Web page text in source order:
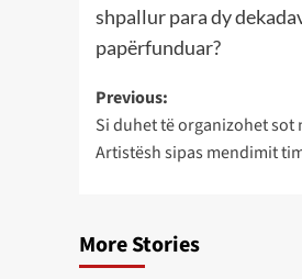
shpallur para dy
papërfunduar?
Post
navigation
Previous:
Si duhet të organizohet
Artistësh sipas mendimit
More Stories